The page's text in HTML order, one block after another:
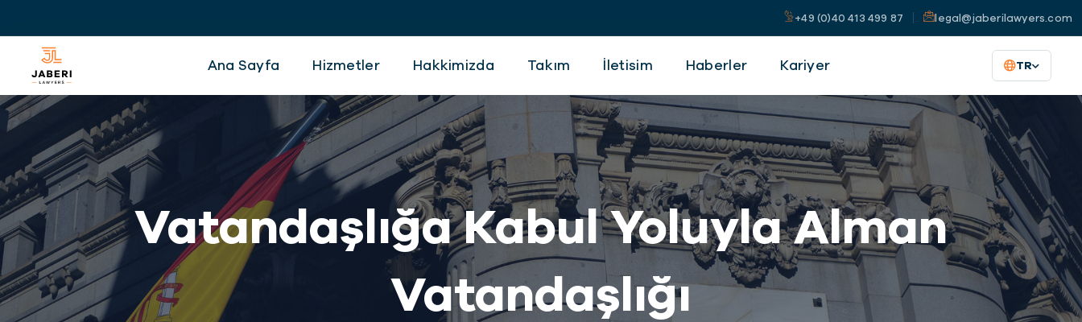
+49 (0)40 413 499 87 legal@jaberilawyers.com
Ana Sayfa Hizmetler Hakkimizda Takım İletisim Haberler Kariyer TR
Vatandaşlığa Kabul Yoluyla Alman
Vatandaşlığı